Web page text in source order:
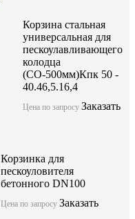
Корзина стальная
универсальная для
пескоулавливающего
колодца
(СО-500мм)Кпк 50 -
40.46,5.16,4
Цена по запросу Заказать
Корзинка для
пескоуловителя
бетонного DN100
Цена по запросуЗаказать